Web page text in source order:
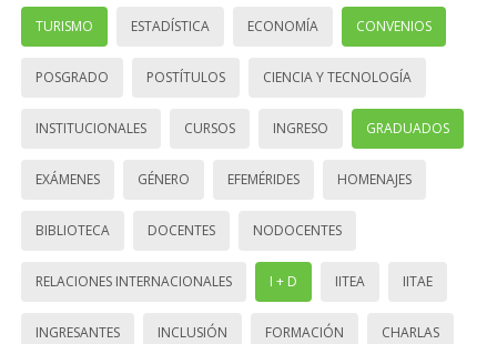
TURISMO ESTADÍSTICA ECONOMÍA CONVENIOS
POSGRADO POSTÍTULOS CIENCIA Y TECNOLOGÍA
INSTITUCIONALES CURSOS INGRESO GRADUADOS
EXÁMENES GÉNERO EFEMÉRIDES HOMENAJES
BIBLIOTECA DOCENTES NODOCENTES
RELACIONES INTERNACIONALES I + D IITEA IITAE
INGRESANTES INCLUSIÓN FORMACIÓN CHARLAS